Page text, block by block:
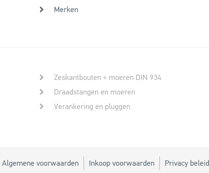
Merken
Zeskantbouten + moeren DIN 934
Draadstangen en moeren
Verankering en pluggen
Algemene voorwaarden Inkoop voorwaarden Privacy beleid